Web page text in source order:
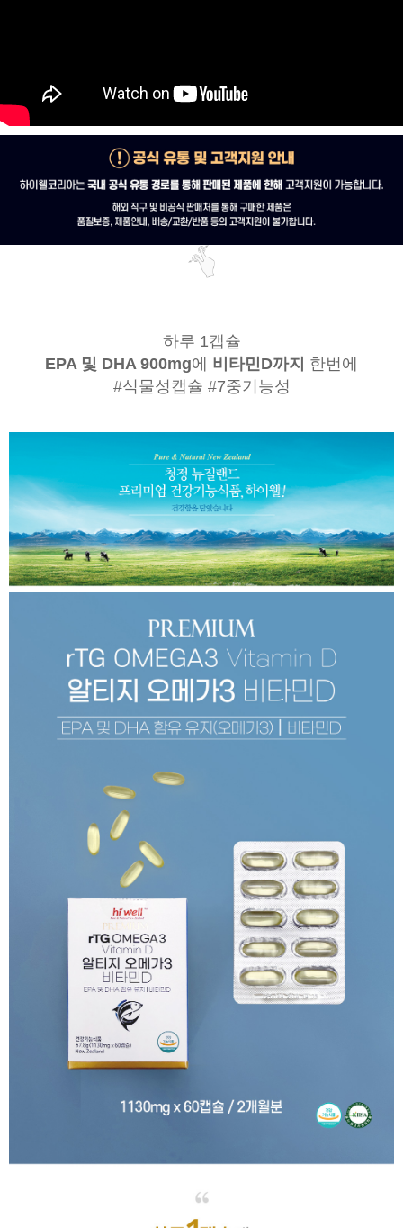
하루 1캡슐
EPA 및 DHA 900mg에 비타민D까지 한번에
#식물성캡슐 #7중기능성